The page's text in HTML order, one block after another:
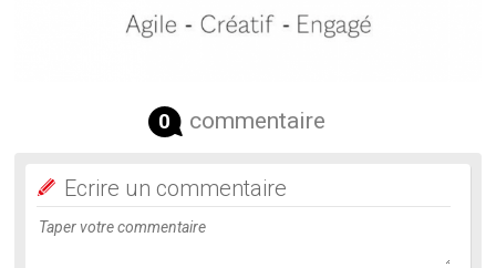
0 commentaire
Ecrire un commentaire